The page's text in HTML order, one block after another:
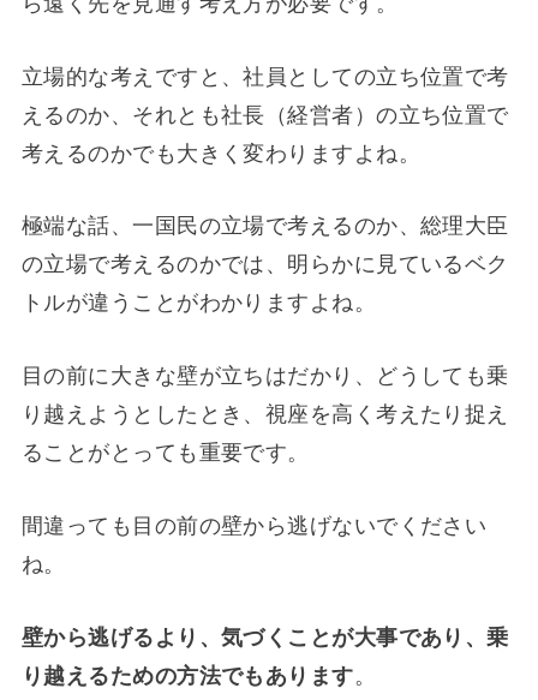
立場的な考えですと、社員としての立ち位置で考
えるのか、それとも社長（経営者）の立ち位置で
考えるのかでも大きく変わりますよね。
極端な話、一国民の立場で考えるのか、総理大臣
の立場で考えるのかでは、明らかに見ているベク
トルが違うことがわかりますよね。
目の前に大きな壁が立ちはだかり、どうしても乗
り越えようとしたとき、視座を高く考えたり捉え
ることがとっても重要です。
間違っても目の前の壁から逃げないでください
ね。
壁から逃げるより、気づくことが大事であり、乗
り越えるための方法でもあります。